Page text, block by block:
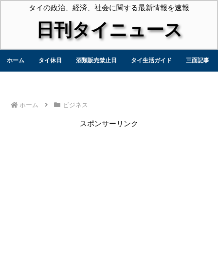
タイの政治、経済、社会に関する最新情報を速報
日刊タイニュース
ホーム タイ休日 酒類販売禁止日 タイ生活ガイド 三面記事
ホーム ビジネス
スポンサーリンク